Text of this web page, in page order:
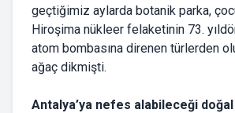
geçtiğimiz aylarda botanik parka,
Hiroşima nükleer felaketinin 73.
atom bombasına direnen türlerden
ağaç dikmişti.
Antalya’ya nefes alabileceği